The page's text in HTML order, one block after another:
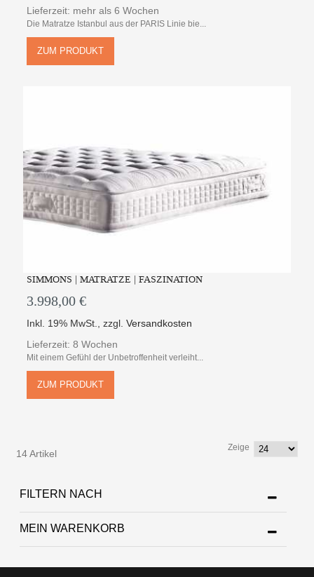
Lieferzeit: mehr als 6 Wochen
Die Matratze Istanbul aus der PARIS Linie bie...
ZUM PRODUKT
SIMMONS | MATRATZE | FASZINATION
3.998,00 €
Inkl. 19% MwSt.,zzgl.Versandkosten
Lieferzeit: 8 Wochen
Mit einem Gefühl der Unbetroffenheit verleiht...
ZUM PRODUKT
14 Artikel
Zeige
FILTERN NACH
MEIN WARENKORB